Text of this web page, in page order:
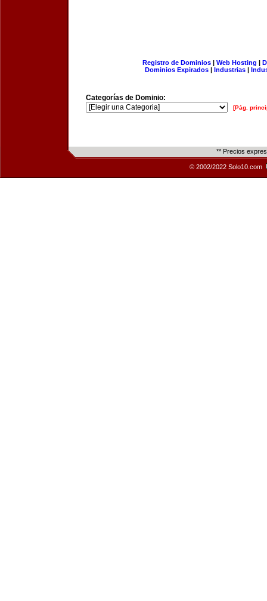
Registro de Dominios| Web Hosting |
Dominios Expirados | Industrias |
Categorías de Dominio:
[Pág.
** Precios
© 2002/2022 Solo10.com